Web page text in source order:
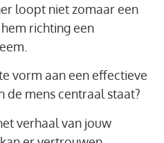
loopt niet zomaar een
richting een
vorm aan een effectieve
de mens centraal staat?
verhaal van jouw